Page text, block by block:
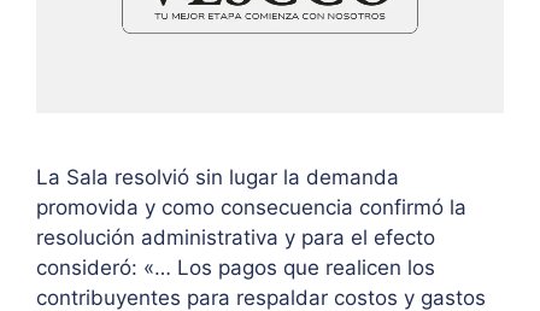
La Sala resolvió sin lugar la demanda
promovida y como consecuencia confirmó la
resolución administrativa y para el efecto
consideró: «… Los pagos que realicen los
contribuyentes para respaldar costos y gastos